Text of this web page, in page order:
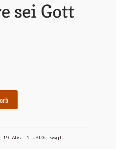
sei Gott
19 Abs. 1 UStG.
zzgl.